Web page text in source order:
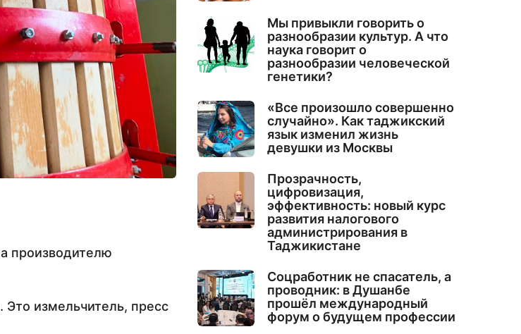
производителю
измельчитель, пресс
Мы привыкли говорить о
разнообразии культур. А что
наука говорит о
разнообразии человеческой
генетики?
«Все произошло совершенно
случайно». Как таджикский
язык изменил жизнь
девушки из Москвы
Прозрачность,
цифровизация,
эффективность: новый курс
развития налогового
администрирования в
Таджикистане
Соцработник не спасатель, а
проводник: в Душанбе
прошёл международный
форум о будущем профессии